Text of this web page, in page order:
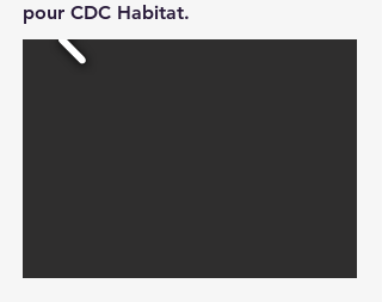
pour CDC Habitat.